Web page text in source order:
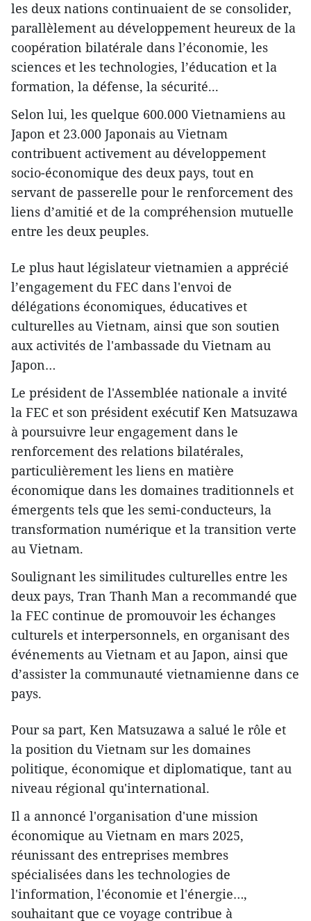
les deux nations continuaient de se consolider,
parallèlement au développement heureux de la
coopération bilatérale dans l’économie, les
sciences et les technologies, l’éducation et la
formation, la défense, la sécurité...
Selon lui, les quelque 600.000 Vietnamiens au
Japon et 23.000 Japonais au Vietnam
contribuent activement au développement
socio-économique des deux pays, tout en
servant de passerelle pour le renforcement des
liens d’amitié et de la compréhension mutuelle
entre les deux peuples.
Le plus haut législateur vietnamien a apprécié
l’engagement du FEC dans l'envoi de
délégations économiques, éducatives et
culturelles au Vietnam, ainsi que son soutien
aux activités de l'ambassade du Vietnam au
Japon…
Le président de l'Assemblée nationale a invité
la FEC et son président exécutif Ken Matsuzawa
à poursuivre leur engagement dans le
renforcement des relations bilatérales,
particulièrement les liens en matière
économique dans les domaines traditionnels et
émergents tels que les semi-conducteurs, la
transformation numérique et la transition verte
au Vietnam.
Soulignant les similitudes culturelles entre les
deux pays, Tran Thanh Man a recommandé que
la FEC continue de promouvoir les échanges
culturels et interpersonnels, en organisant des
événements au Vietnam et au Japon, ainsi que
d’assister la communauté vietnamienne dans ce
pays.
Pour sa part, Ken Matsuzawa a salué le rôle et
la position du Vietnam sur les domaines
politique, économique et diplomatique, tant au
niveau régional qu'international.
Il a annoncé l'organisation d'une mission
économique au Vietnam en mars 2025,
réunissant des entreprises membres
spécialisées dans les technologies de
l'information, l'économie et l'énergie…,
souhaitant que ce voyage contribue à